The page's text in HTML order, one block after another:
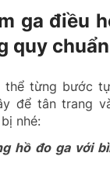
ga điều
quy chuẩn
thể từng bước
để tân trang
nhé:
hồ đo ga với